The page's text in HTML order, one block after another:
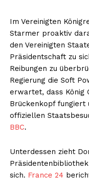
Im Vereinigten
Starmer proaktiv
den Vereinigten
Präsidentschaft zu
Reibungen zu
Regierung die Soft
erwartet, dass König
Brückenkopf fungiert
offiziellen
BBC.
Unterdessen zieht
sich. France 24